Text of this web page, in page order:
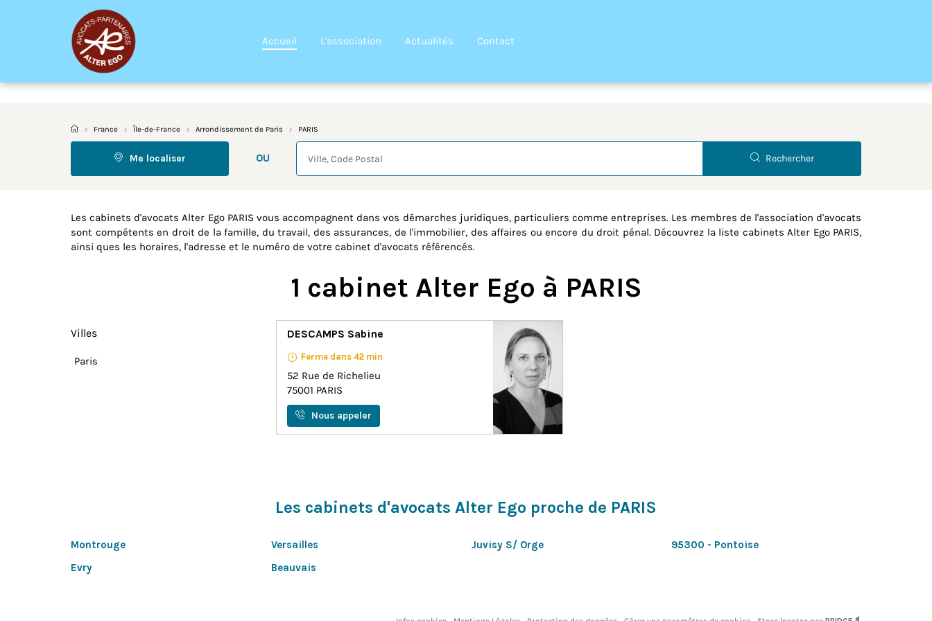
Accueil L'association Actualités Contact
France Île-de-France Arrondissement de Paris PARIS
Me localiser OU
Requête
Rechercher
Les cabinets d'avocats Alter Ego PARIS vous accompagnent dans vos démarches juridiques, particuliers comme entreprises. Les membres de l'association d'avocats
sont compétents en droit de la famille, du travail, des assurances, de l'immobilier, des affaires ou encore du droit pénal. Découvrez la liste cabinets Alter Ego PARIS,
ainsi ques les horaires, l'adresse et le numéro de votre cabinet d'avocats référencés.
1 cabinet Alter Ego à PARIS
Villes
Paris
DESCAMPS Sabine
Ferme dans 42 min
52 Rue de Richelieu
75001 PARIS
Nous appeler
Les cabinets d'avocats Alter Ego proche de PARIS
Montrouge Versailles Juvisy S/ Orge
95300 - Pontoise
Evry
Beauvais